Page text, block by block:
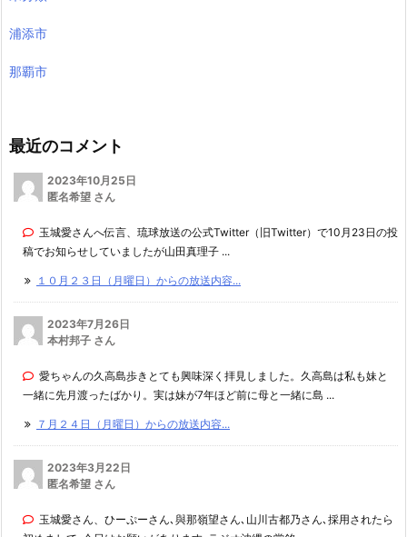
浦添市
那覇市
最近のコメント
2023年10月25日
匿名希望 さん
玉城愛さんへ伝言、琉球放送の公式Twitter（旧Twitter）で10月23日の投
稿でお知らせしていましたが山田真理子 ...
１０月２３日（月曜日）からの放送内容...
2023年7月26日
本村邦子 さん
愛ちゃんの久高島歩きとても興味深く拝見しました。久高島は私も妹と
一緒に先月渡ったばかり。実は妹が7年ほど前に母と一緒に島 ...
７月２４日（月曜日）からの放送内容...
2023年3月22日
匿名希望 さん
玉城愛さん、ひーぷーさん､與那嶺望さん､山川古都乃さん､採用されたら